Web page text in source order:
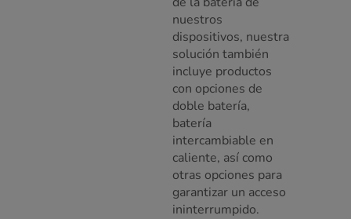
nuestros
dispositivos, nuestra
solución también
incluye productos
con opciones de
doble batería,
batería
intercambiable en
caliente, así como
otras opciones para
garantizar un acceso
ininterrumpido.